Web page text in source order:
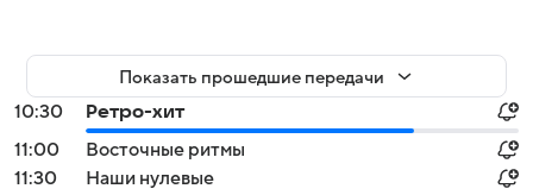
Показать прошедшие передачи
10:30
Ретро-хит
11:00
Восточные ритмы
11:30
Наши нулевые